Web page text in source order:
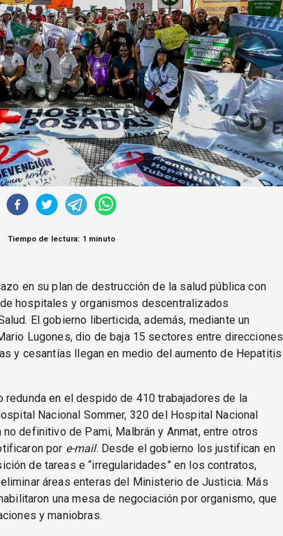
Tiempo de lectura: 1 minuto
en su plan de destrucción de la salud pública con
hospitales y organismos descentralizados
El gobierno liberticida, además, mediante un
Lugones, dio de baja 15 sectores entre direcciones
y cesantías llegan en medio del aumento de Hepatitis
redunda en el despido de 410 trabajadores de la
Nacional Sommer, 320 del Hospital Nacional
no definitivo de Pami, Malbrán y Anmat, entre otros
por e-mail. Desde el gobierno los justifican en
de tareas e “irregularidades” en los contratos,
áreas enteras del Ministerio de Justicia. Más
una mesa de negociación por organismo, que
y maniobras.